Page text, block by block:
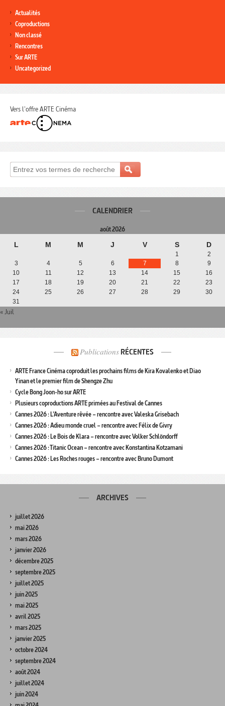
Actualités
Coproductions
Non classé
Rencontres
Sur ARTE
Uncategorized
Vers l'offre ARTE Cinéma
CALENDRIER
août 2026
L M M J V S D
1
2
3
4 5 6 7 8
9
10
11 12 13 14 15
16
17
18 19 20 21 22
23
24
25 26 27 28 29
30
31
« Juil
Publications RÉCENTES
ARTE France Cinéma coproduit les prochains films de Kira Kovalenko et Diao
Yinan et le premier film de Shengze Zhu
Cycle Bong Joon-ho sur ARTE
Plusieurs coproductions ARTE primées au Festival de Cannes
Cannes 2026 : L’Aventure rêvée – rencontre avec Valeska Grisebach
Cannes 2026 : Adieu monde cruel – rencontre avec Félix de Givry
Cannes 2026 : Le Bois de Klara – rencontre avec Volker Schlöndorff
Cannes 2026 : Titanic Ocean – rencontre avec Konstantina Kotzamani
Cannes 2026 : Les Roches rouges – rencontre avec Bruno Dumont
ARCHIVES
juillet 2026
mai 2026
mars 2026
janvier 2026
décembre 2025
septembre 2025
juillet 2025
juin 2025
mai 2025
avril 2025
mars 2025
janvier 2025
octobre 2024
septembre 2024
août 2024
juillet 2024
juin 2024